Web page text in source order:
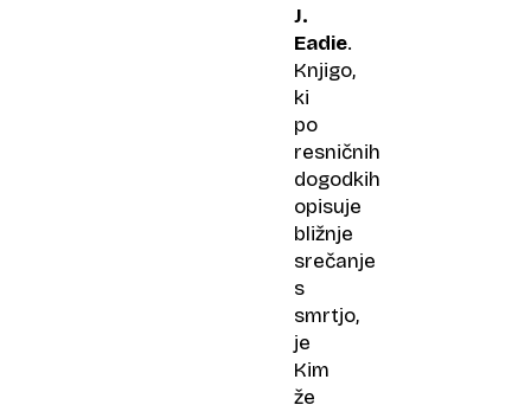
J.
Eadie.
Knjigo,
ki
po
resničnih
dogodkih
opisuje
bližnje
srečanje
s
smrtjo,
je
Kim
že